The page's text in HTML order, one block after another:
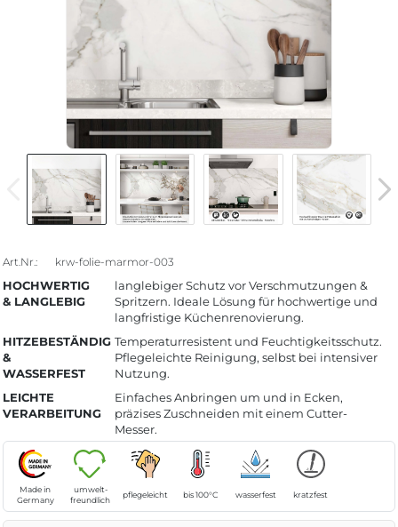
Art.Nr.: krw-folie-marmor-003
HOCHWERTIG
& LANGLEBIG
langlebiger Schutz vor Verschmutzungen &
Spritzern. Ideale Lösung für hochwertige und
langfristige Küchenrenovierung.
HITZEBESTÄNDIG
&
WASSERFEST
Temperaturresistent und Feuchtigkeitsschutz.
Pflegeleichte Reinigung, selbst bei intensiver
Nutzung.
LEICHTE
VERARBEITUNG
Einfaches Anbringen um und in Ecken,
präzises Zuschneiden mit einem Cutter-
Messer.
Made in
Germany
umwelt-
freundlich
pflegeleicht bis 100°C wasserfest kratzfest